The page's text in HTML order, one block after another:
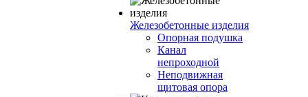
Железобетонные изделия
Опорная подушка
Канал
непроходной
Неподвижная
щитовая опора